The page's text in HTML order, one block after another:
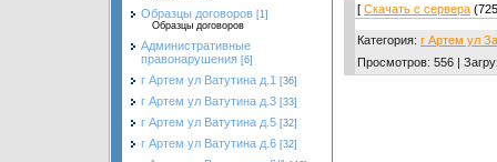
Образцы договоров [1]
Образцы договоров
Административные
правонарушения [6]
г Артем ул Ватутина д.1 [36]
г Артем ул Ватутина д.3 [33]
г Артем ул Ватутина д.5 [32]
г Артем ул Ватутина д.6 [32]
[ Скачать с сервера
Категория: г Артем ул
Просмотров: 556 |